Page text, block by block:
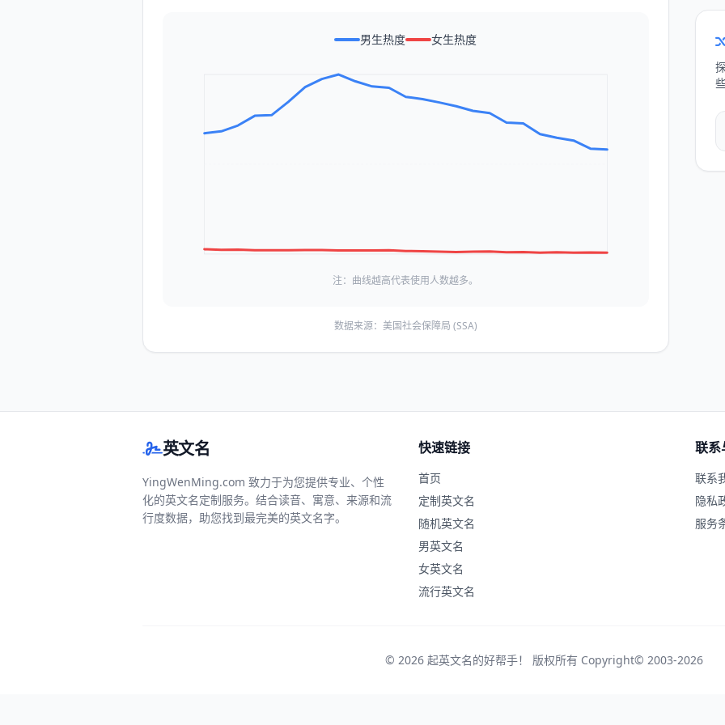
男生热度 女生热度
注：曲线越高代表使用人数越多。
数据来源：美国社会保障局 (SSA)
英文名
YingWenMing.com 致力于为您提供专业、个性
化的英文名定制服务。结合读音、寓意、来源和流
行度数据，助您找到最完美的英文名字。
快速链接
首页
定制英文名
随机英文名
男英文名
女英文名
流行英文名
联系
联系
隐私
服务
© 2026 起英文名的好帮手！ 版权所有 Copyright© 2003-2026